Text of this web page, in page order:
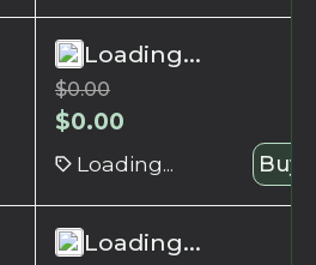
Loading...
$0.00
$0.00
Loading... Buy
Loading...